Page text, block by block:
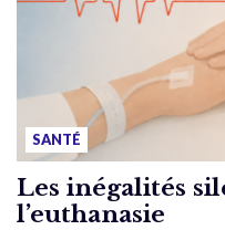
SANTÉ
Les inégalités
l’euthanasie